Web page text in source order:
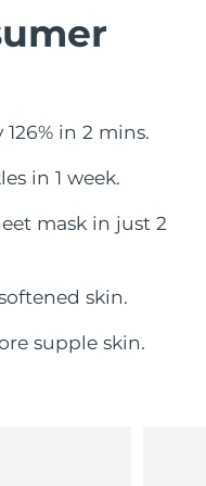
in 2 mins.
in 1 week.
mask in just 2
skin.
supple skin.
Entrega prevista
Entrega prevista8/12/26